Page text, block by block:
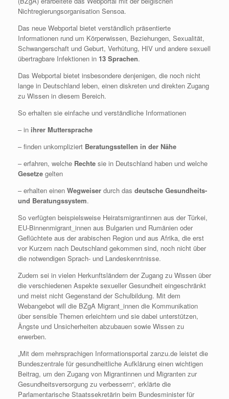
Nichtregierungsorganisation Sensoa.
Das neue Webportal bietet verständlich präsentierte
Informationen rund um Körperwissen, Beziehungen, Sexualität,
Schwangerschaft und Geburt, Verhütung, HIV und andere sexuell
übertragbare Infektionen in 13 Sprachen.
Das Webportal bietet insbesondere denjenigen, die noch nicht
lange in Deutschland leben, einen diskreten und direkten Zugang
zu Wissen in diesem Bereich.
So erhalten sie einfache und verständliche Informationen
– in ihrer Muttersprache
– finden unkompliziert Beratungsstellen in der Nähe
– erfahren, welche Rechte sie in Deutschland haben und welche
Gesetze gelten
– erhalten einen Wegweiser durch das deutsche Gesundheits-
und Beratungssystem.
So verfügten beispielsweise Heiratsmigrantinnen aus der Türkei,
EU-Binnenmigrant_innen aus Bulgarien und Rumänien oder
Geflüchtete aus der arabischen Region und aus Afrika, die erst
vor Kurzem nach Deutschland gekommen sind, noch nicht über
die notwendigen Sprach- und Landeskenntnisse.
Zudem sei in vielen Herkunftsländern der Zugang zu Wissen über
die verschiedenen Aspekte sexueller Gesundheit eingeschränkt
und meist nicht Gegenstand der Schulbildung. Mit dem
Webangebot will die BZgA Migrant_innen die Kommunikation
über sensible Themen erleichtern und sie dabei unterstützen,
Ängste und Unsicherheiten abzubauen sowie Wissen zu
erwerben.
„Mit dem mehrsprachigen Informationsportal zanzu.de leistet die
Bundeszentrale für gesundheitliche Aufklärung einen wichtigen
Beitrag, um den Zugang von Migrantinnen und Migranten zur
Gesundheitsversorgung zu verbessern“, erklärte die
Parlamentarische Staatssekretärin beim Bundesminister für